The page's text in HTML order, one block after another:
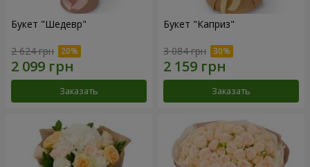
Букет "Шедевр"
2 624 грн
Заказать
Букет "Каприз"
3 084 грн
Заказать